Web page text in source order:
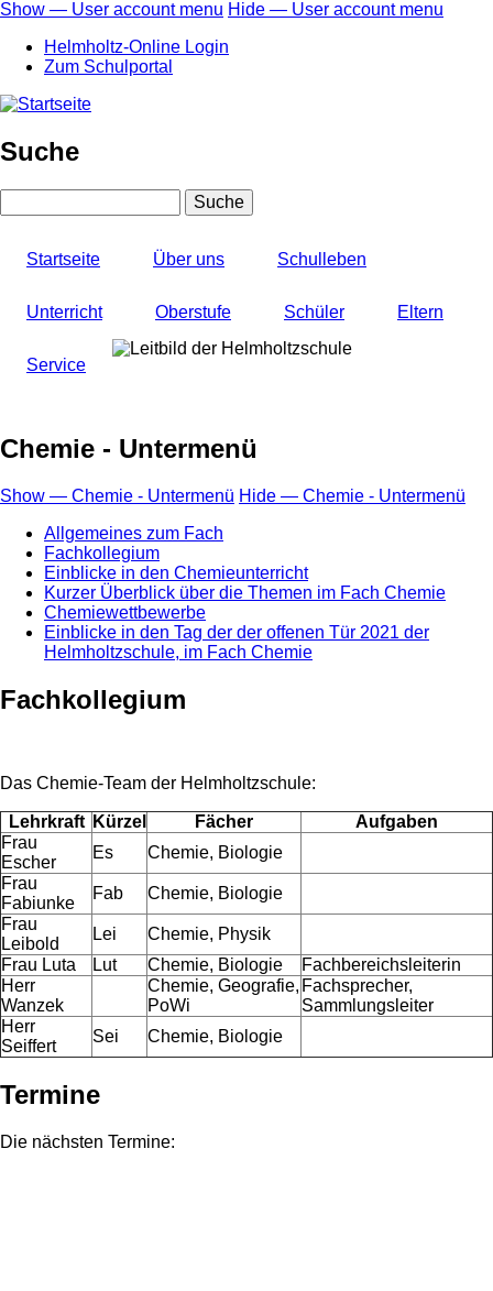
Direkt
Inhalt
User
account
menu
Show — User account menu Hide — User account menu
Helmholtz-Online Login
Zum Schulportal
Suche
Startseite Über uns Schulleben
Unterricht Oberstufe Schüler Eltern
Service
Chemie - Untermenü
Show — Chemie - Untermenü Hide — Chemie - Untermenü
Allgemeines zum Fach
Fachkollegium
Einblicke in den Chemieunterricht
Kurzer Überblick über die Themen im Fach Chemie
Chemiewettbewerbe
Einblicke in den Tag der der offenen Tür 2021 der
Helmholtzschule, im Fach Chemie
Fachkollegium
Das Chemie-Team der Helmholtzschule:
Lehrkraft Kürzel Fächer
Aufgaben
Frau
Escher
Es
Chemie, Biologie
Frau
Fabiunke
Fab
Chemie, Biologie
Frau
Leibold
Lei
Chemie, Physik
Frau Luta
Lut Chemie, Biologie
Fachbereichsleiterin
Herr
Wanzek
Chemie, Geografie,
PoWi
Fachsprecher,
Sammlungsleiter
Herr
Seiffert
Sei Chemie, Biologie
Termine
Die nächsten Termine: